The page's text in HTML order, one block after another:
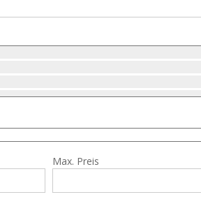
Max. Preis